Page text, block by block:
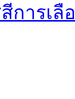
การเลื